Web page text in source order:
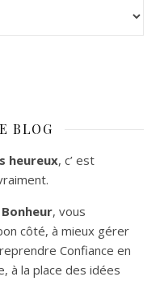
BLOG
heureux, c’ est
, vous
côté, à mieux gérer
Confiance en
à la place des idées